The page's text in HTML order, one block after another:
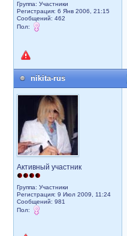
Группа: Участники
Регистрация: 6 Янв 2006, 21:15
Сообщений: 462
Пол:
nikita-rus
Активный участник
Группа: Участники
Регистрация: 9 Июл 2009, 11:24
Сообщений: 981
Пол: